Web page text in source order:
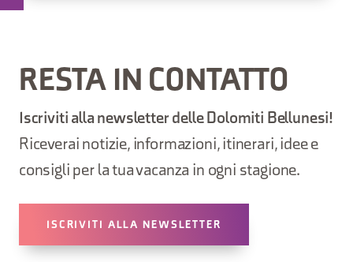
RESTA IN CONTATTO
Iscriviti alla newsletter delle Dolomiti Bellunesi!
Riceverai notizie, informazioni, itinerari, idee e
consigli per la tua vacanza in ogni stagione.
ISCRIVITI ALLA NEWSLETTER